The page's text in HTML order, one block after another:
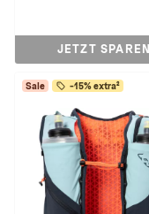
JETZT SPAREN
Sale -15% extra²